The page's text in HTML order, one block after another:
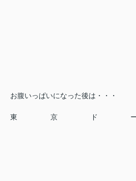
お腹いっぱいになった後は・・・
東京ド